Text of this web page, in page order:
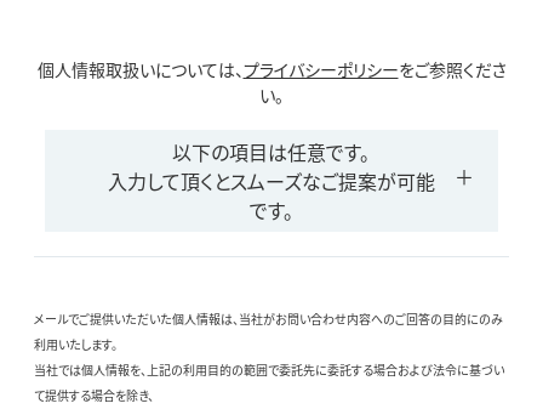
個人情報取扱いについては、プライバシーポリシーをご参照くださ
い。
以下の項目は任意です。
入力して頂くとスムーズなご提案が可能
です。
メールでご提供いただいた個人情報は、当社がお問い合わせ内容へのご回答の目的にのみ
利用いたします。
当社では個人情報を、上記の利用目的の範囲で委託先に委託する場合および法令に基づい
て提供する場合を除き、